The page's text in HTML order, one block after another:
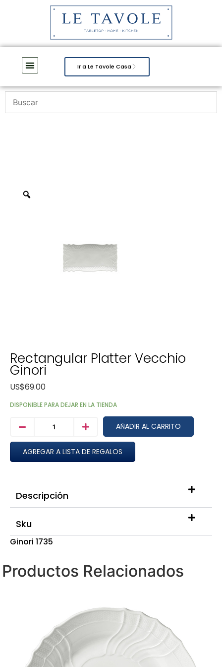
Ir a Le Tavole Casa
Rectangular Platter Vecchio
Ginori
US$69.00
DISPONIBLE PARA DEJAR EN LA TIENDA
AÑADIR AL CARRITO
AGREGAR A LISTA DE REGALOS
Descripción
Sku
Ginori 1735
Productos Relacionados